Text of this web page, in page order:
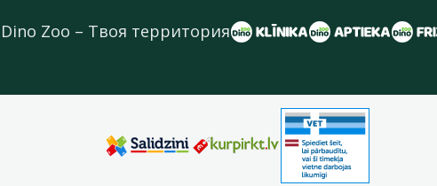
Dino Zoo – Твоя территория